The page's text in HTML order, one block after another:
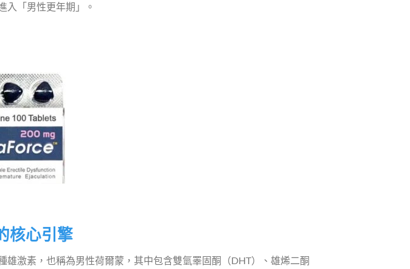
入「男性更年期」。
核心引擎
雄激素，也稱為男性荷爾蒙，其中包含雙氫睪固酮（DHT）、雄烯二酮